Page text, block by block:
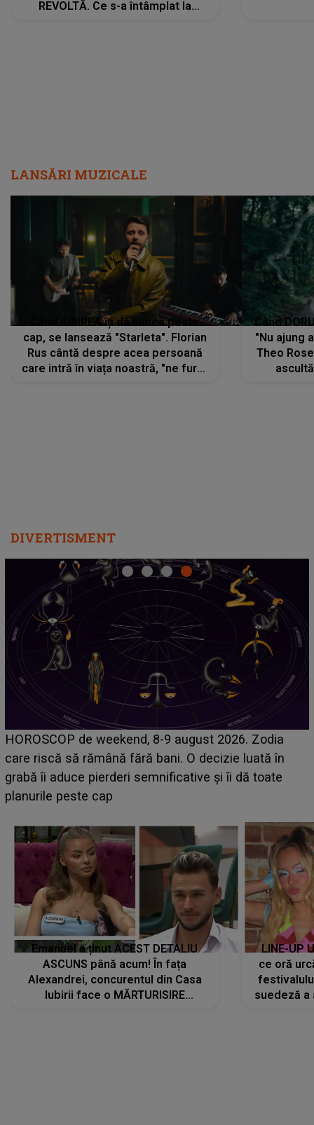
REVOLTĂ. Ce s-a întâmplat la
LANSĂRI MUZICALE
Când IUBIREA îți dă lumea peste
cap, se lansează "Starleta". Florian
Rus cântă despre acea persoană
care intră în viața noastră, "ne fură"
Când
"Nu ajung
Theo
DIVERTISMENT
de weekend, 8-9 august 2026. Zodia
riscă să rămână fără bani. O decizie luată în
îi aduce pierderi semnificative și îi dă toate
peste cap
Emanuel a ținut ACEST DETALIU
ASCUNS până acum! În fața
Alexandrei, concurentul din Casa
Iubirii face o MĂRTURISIRE
LINE-UP
ce oră
suedeză a